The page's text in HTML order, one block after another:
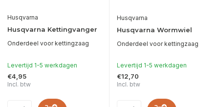
Husqvarna
Husqvarna Kettingvanger
Onderdeel voor kettingzaag
Levertijd 1-5 werkdagen
€4,95
Incl. btw
Husqvarna
Husqvarna Wormwiel
Onderdeel voor kettingzaag
Levertijd 1-5 werkdagen
€12,70
Incl. btw